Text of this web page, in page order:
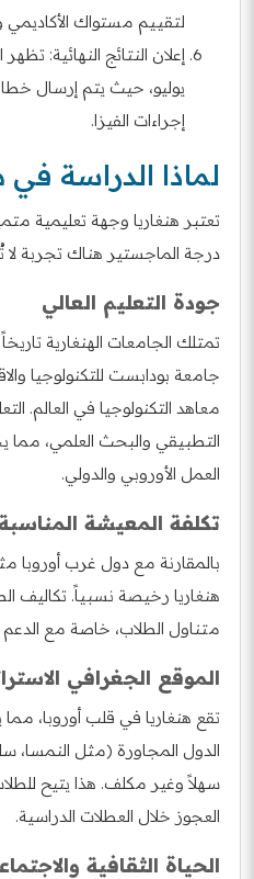
لتقييم مستواك الأكاديمي
إعلان النتائج النهائية:
يوليو، حيث يتم إرسال
إجراءات الفيزا.
لماذا الدراسة في
تعتبر هنغاريا وجهة تعليمية
درجة الماجستير هناك تجربة
جودة التعليم العالي
تمتلك الجامعات الهنغارية
جامعة بودابست للتكنولوجيا
معاهد التكنولوجيا في العالم.
التطبيقي والبحث العلمي،
العمل الأوروبي والدولي.
تكلفة المعيشة
بالمقارنة مع دول غرب أوروبا
هنغاريا رخيصة نسبياً. تكاليف
متناول الطلاب، خاصة مع الدعم
الموقع الجغرافي
تقع هنغاريا في قلب أوروبا،
الدول المجاورة (مثل النمسا،
سهلاً وغير مكلف. هذا يتيح
العجوز خلال العطلات الدراسية.
الحياة الثقافية